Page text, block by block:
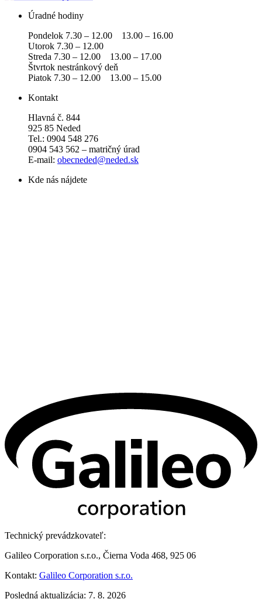
Úradné hodiny
Pondelok 7.30 – 12.00 13.00 – 16.00
Utorok 7.30 – 12.00
Streda 7.30 – 12.00 13.00 – 17.00
Štvrtok nestránkový deň
Piatok 7.30 – 12.00 13.00 – 15.00
Kontakt
Hlavná č. 844
925 85 Neded
Tel.: 0904 548 276
0904 543 562 – matričný úrad
E-mail: obecneded@neded.sk
Kde nás nájdete
Technický prevádzkovateľ:
Galileo Corporation s.r.o., Čierna Voda 468, 925 06
Kontakt: Galileo Corporation s.r.o.
Posledná aktualizácia: 7. 8. 2026